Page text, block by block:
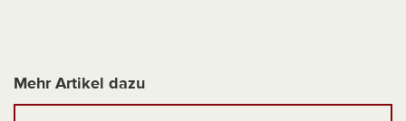
Mehr Artikel dazu